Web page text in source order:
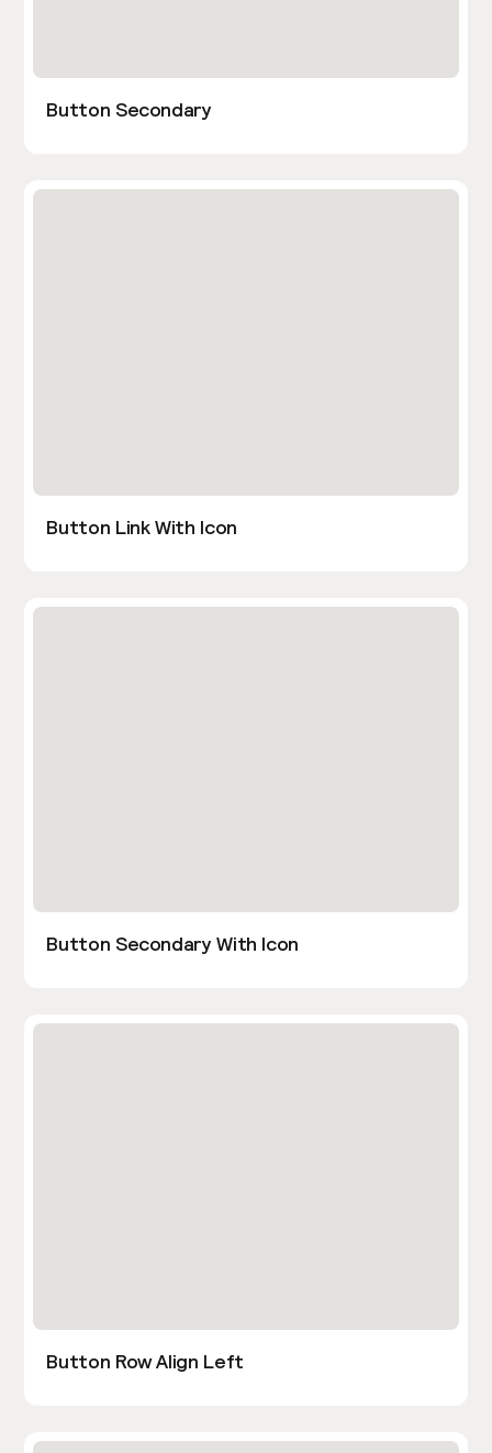
Button Secondary
Button Link With Icon
Button Secondary With Icon
Button Row Align Left